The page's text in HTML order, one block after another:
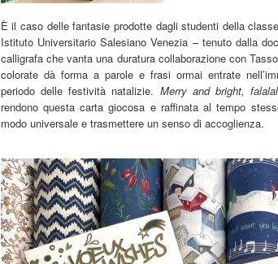
È il caso delle fantasie prodotte dagli studenti della
Istituto Universitario Salesiano Venezia – tenuto dalla
calligrafa che vanta una duratura collaborazione con
colorate dà forma a parole e frasi ormai entrate
periodo delle festività natalizie. Merry and bright,
rendono questa carta giocosa e raffinata al tempo
modo universale e trasmettere un senso di accoglienza.